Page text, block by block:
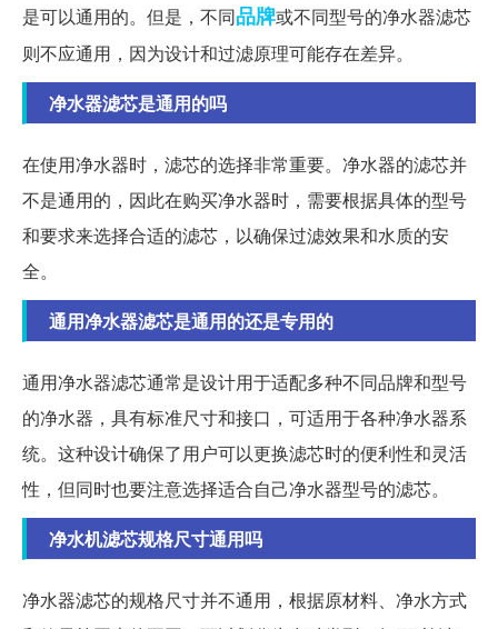
是可以通用的。但是，不同品牌或不同型号的净水器滤芯
则不应通用，因为设计和过滤原理可能存在差异。
净水器滤芯是通用的吗
在使用净水器时，滤芯的选择非常重要。净水器的滤芯并
不是通用的，因此在购买净水器时，需要根据具体的型号
和要求来选择合适的滤芯，以确保过滤效果和水质的安
全。
通用净水器滤芯是通用的还是专用的
通用净水器滤芯通常是设计用于适配多种不同品牌和型号
的净水器，具有标准尺寸和接口，可适用于各种净水器系
统。这种设计确保了用户可以更换滤芯时的便利性和灵活
性，但同时也要注意选择适合自己净水器型号的滤芯。
净水机滤芯规格尺寸通用吗
净水器滤芯的规格尺寸并不通用，根据原材料、净水方式